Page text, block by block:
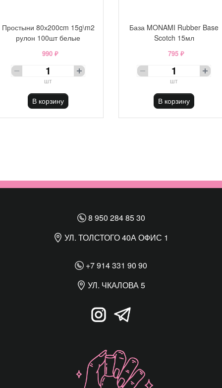
Простыни 80х200cm 15g\m2
рулон 100шт белые
990 ₽
шт
В корзину
База MONAMI Rubber Base
Scotch 15мл
795 ₽
шт
В корзину
8 950 284 85 30
УЛ. ТОЛСТОГО 40А ОФИС 1
+7 914 331 90 90
УЛ. ЧКАЛОВА 5